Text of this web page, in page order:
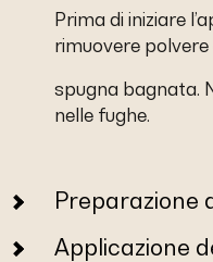
Prima di iniziare
rimuovere
spugna bagnata.
nelle fughe.
Preparazione
Applicazione